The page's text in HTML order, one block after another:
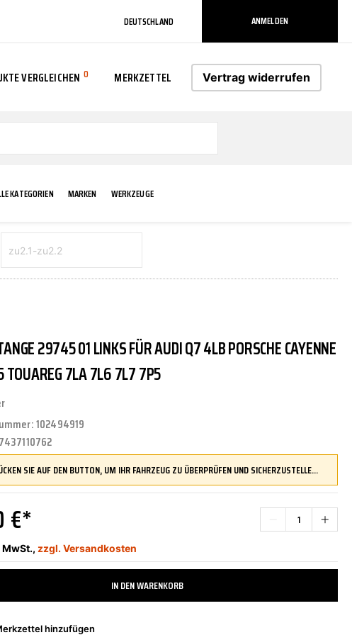
DEUTSCHLAND ANMELDEN
VERGLEICHEN 0 MERKZETTEL Vertrag widerrufen
KATEGORIEN MARKEN WERKZEUGE
VERBREITERUNG
TRITTBRETTER ÜBERROLLBÜGEL
ELEKTRIK
KLIMAANLAGE KOMFORTSYSTEME
LENKUNG
TECHNIK & WARTUNG
REINIGUNGS-/PFLEGEMITTEL
AS-PL
DR.WACK DUPLI-COLOR
LIQUI MOLY
29745 01 LINKS FÜR AUDI Q7 4LB PORSCHE CAYENNE
TOUAREG 7LA 7L6 7L7 7P5
102494919
DRÜCKEN SIE AUF DEN BUTTON, UM IHR FAHRZEUG ZU ÜBERPRÜFEN UND SICHERZUSTELLEN, DASS DIESES TEIL KOMPATIBEL IST, BEVOR SIE ES BESTELLEN
€*
MwSt., zzgl. Versandkosten
IN DEN WARENKORB
hinzufügen